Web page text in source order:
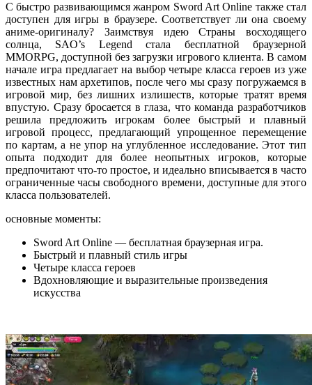
С быстро развивающимся жанром Sword Art Online также стал
доступен для игры в браузере. Соответствует ли она своему
аниме-оригиналу? Заимствуя идею Страны восходящего
солнца, SAO’s Legend стала бесплатной браузерной
MMORPG, доступной без загрузки игрового клиента. В самом
начале игра предлагает на выбор четыре класса героев из уже
известных нам архетипов, после чего мы сразу погружаемся в
игровой мир, без лишних излишеств, которые тратят время
впустую. Сразу бросается в глаза, что команда разработчиков
решила предложить игрокам более быстрый и плавный
игровой процесс, предлагающий упрощенное перемещение
по картам, а не упор на углубленное исследование. Этот тип
опыта подходит для более неопытных игроков, которые
предпочитают что-то простое, и идеально вписывается в часто
ограниченные часы свободного времени, доступные для этого
класса пользователей.
основные моменты:
Sword Art Online — бесплатная браузерная игра.
Быстрый и плавный стиль игры
Четыре класса героев
Вдохновляющие и выразительные произведения
искусства